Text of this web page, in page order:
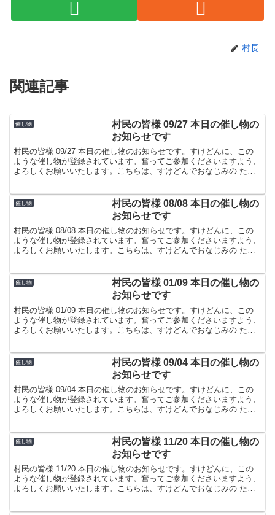
村長
関連記事
催し物
村民の皆様 09/27 本日の催し物の
お知らせです
村民の皆様 09/27 本日の催し物のお知らせです。すけどんに、この
ような催し物が登録されています。奮ってご参加くださいますよう、
よろしくお願いいたします。こちらは、すけどんでおなじみの たま
催し物
村民の皆様 08/08 本日の催し物の
お知らせです
村民の皆様 08/08 本日の催し物のお知らせです。すけどんに、この
ような催し物が登録されています。奮ってご参加くださいますよう、
よろしくお願いいたします。こちらは、すけどんでおなじみの たま
催し物
村民の皆様 01/09 本日の催し物の
お知らせです
村民の皆様 01/09 本日の催し物のお知らせです。すけどんに、この
ような催し物が登録されています。奮ってご参加くださいますよう、
よろしくお願いいたします。こちらは、すけどんでおなじみの たま
催し物
村民の皆様 09/04 本日の催し物の
お知らせです
村民の皆様 09/04 本日の催し物のお知らせです。すけどんに、この
ような催し物が登録されています。奮ってご参加くださいますよう、
よろしくお願いいたします。こちらは、すけどんでおなじみの たま
催し物
村民の皆様 11/20 本日の催し物の
お知らせです
村民の皆様 11/20 本日の催し物のお知らせです。すけどんに、この
ような催し物が登録されています。奮ってご参加くださいますよう、
よろしくお願いいたします。こちらは、すけどんでおなじみの たま